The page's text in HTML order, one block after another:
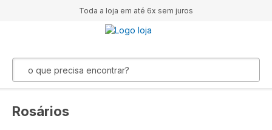
Toda a loja em até 6x sem juros
Rosários